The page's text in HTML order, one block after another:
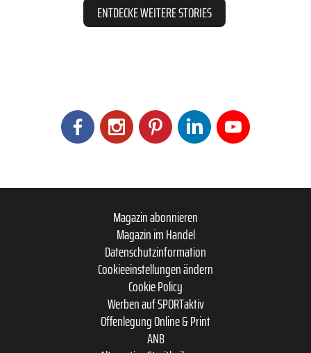
ENTDECKE WEITERE STORIES
Magazin abonnieren
Magazin im Handel
Datenschutzinformation
Cookieeinstellungen ändern
Cookie Policy
Werben auf SPORTaktiv
Offenlegung Online & Print
ANB